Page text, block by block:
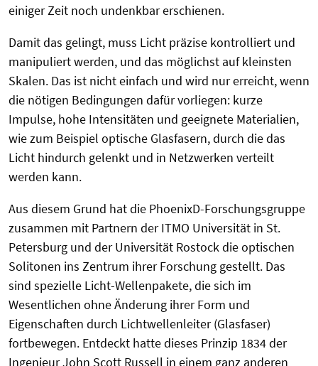
einiger Zeit noch undenkbar erschienen.
Damit das gelingt, muss Licht präzise kontrolliert und
manipuliert werden, und das möglichst auf kleinsten
Skalen. Das ist nicht einfach und wird nur erreicht, wenn
die nötigen Bedingungen dafür vorliegen: kurze
Impulse, hohe Intensitäten und geeignete Materialien,
wie zum Beispiel optische Glasfasern, durch die das
Licht hindurch gelenkt und in Netzwerken verteilt
werden kann.
Aus diesem Grund hat die PhoenixD-Forschungsgruppe
zusammen mit Partnern der ITMO Universität in St.
Petersburg und der Universität Rostock die optischen
Solitonen ins Zentrum ihrer Forschung gestellt. Das
sind spezielle Licht-Wellenpakete, die sich im
Wesentlichen ohne Änderung ihrer Form und
Eigenschaften durch Lichtwellenleiter (Glasfaser)
fortbewegen. Entdeckt hatte dieses Prinzip 1834 der
Ingenieur John Scott Russell in einem ganz anderen